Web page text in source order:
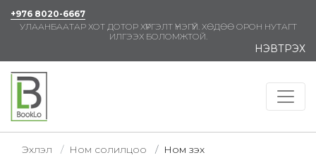
+976 8020-6667
УЛААНБААТАР ХОТ ДОТОР ХҮРГЭЛТ ҮНЭГҮЙ. ХӨДӨӨ ОРОН НУТАГТ
ИЛГЭЭХ БОЛОМЖТОЙ.
НЭВТРЭХ
Эхлэл Ном солилцоо Ном үзэх